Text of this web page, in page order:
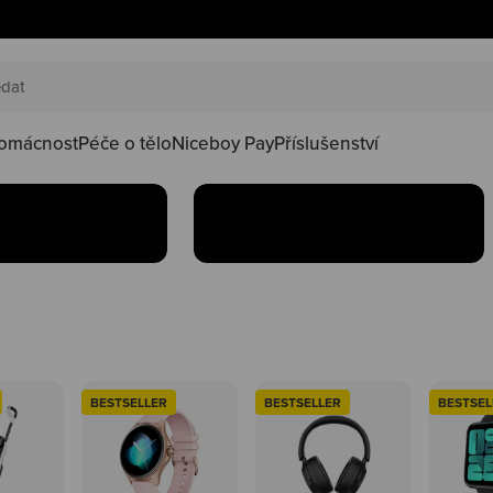
Péče o těloNiceboy PayPříslušenství
happy
ve
Oblíbené produkty teď
Koupit
BESTSELLER BESTSELLER